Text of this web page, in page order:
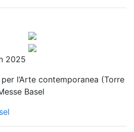
2025
l’Arte contemporanea (Torre
Basel